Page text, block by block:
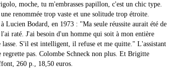
moche, tu m'embrasses papillon, c'est un chic type.
renommée trop vaste et une solitude trop étroite.
Lucien Bodard, en 1973 : "Ma seule réussite aurait été de
raté. J'ai besoin d'un homme qui soit à mon entière
S'il est intelligent, il refuse et me quitte." L'assistant
pas. Colombe Schneck non plus. Et Brigitte
260 p., 18,50 euros.